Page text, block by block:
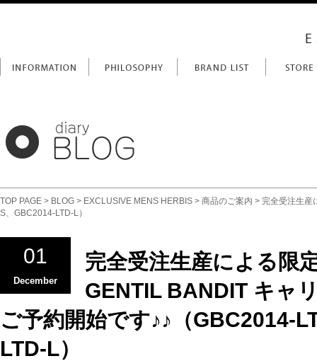
TOP PAGE > BLOG > EXCLUSIVE MENS HERBIS > 商品のご案内 > 完全受注生産
S、GBC2014-LTD-L）
01
December
完全受注生産による
GENTIL BANDIT キャ
ご予約開始です♪♪（GBC2014-
LTD-L）